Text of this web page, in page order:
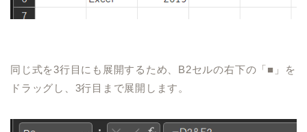
同じ式を3行目にも展開するため、 B2セルの右下の「■」を
ドラッグし、 3行目まで展開します。